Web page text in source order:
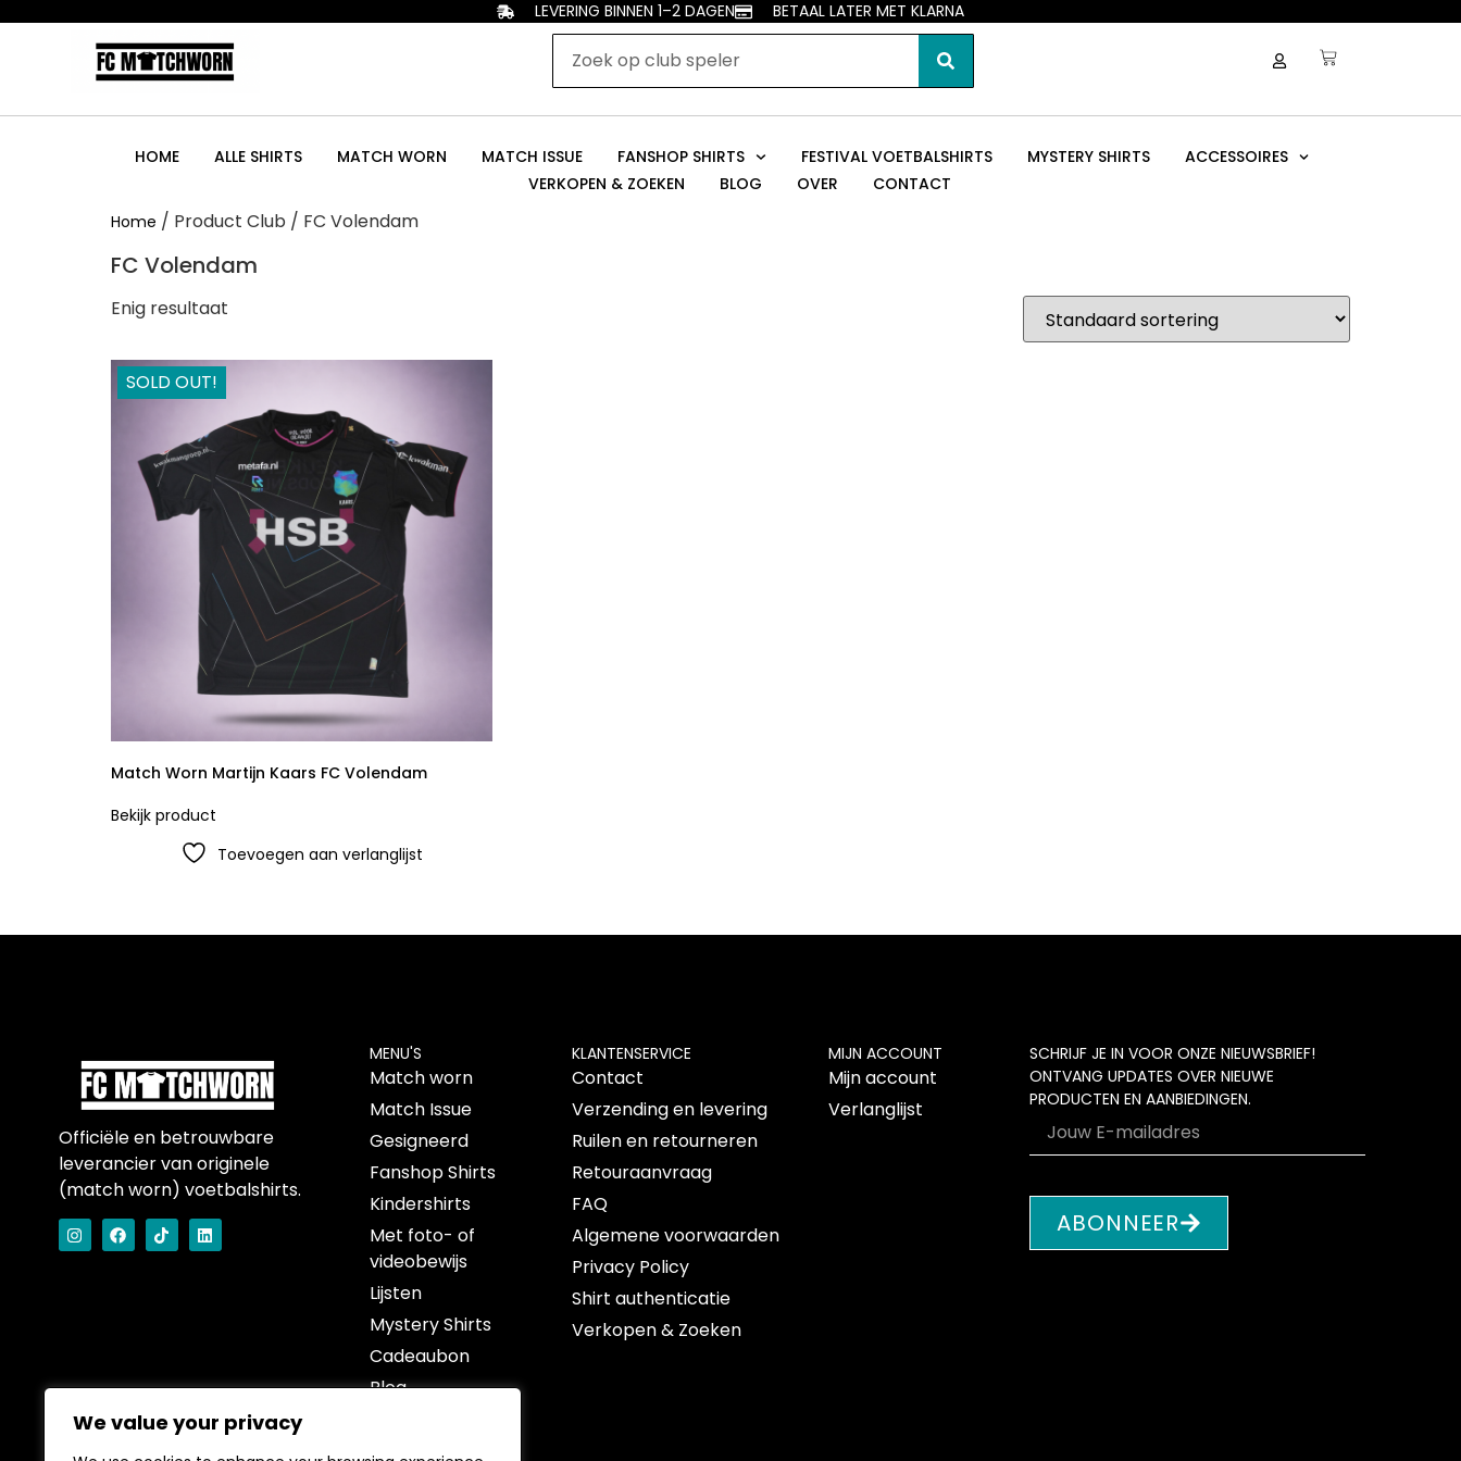
We value your privacy
LEVERING BINNEN 1–2 DAGEN BETAAL LATER MET KLARNA
HOME ALLE SHIRTS MATCH WORN MATCH ISSUE FANSHOP SHIRTS FESTIVAL VOETBALSHIRTS MYSTERY SHIRTS
ACCESSOIRES
VERKOPEN & ZOEKEN
BLOG OVER
CONTACT
Home / Product Club / FC Volendam
FC Volendam
Enig resultaat
SOLD OUT!
Match Worn Martijn Kaars FC Volendam
Bekijk product
Toevoegen aan verlanglijst
Officiële en betrouwbare
leverancier van originele
(match worn) voetbalshirts.
MENU'S
Match worn
Match Issue
Gesigneerd
Fanshop Shirts
Kindershirts
Met foto- of
videobewijs
Lijsten
Mystery Shirts
Cadeaubon
Blog
KLANTENSERVICE
Contact
Verzending en levering
Ruilen en retourneren
Retouraanvraag
FAQ
Algemene voorwaarden
Privacy Policy
Shirt authenticatie
Verkopen & Zoeken
MIJN ACCOUNT
Mijn account
Verlanglijst
SCHRIJF JE IN VOOR ONZE NIEUWSBRIEF!
ONTVANG UPDATES OVER NIEUWE
PRODUCTEN EN AANBIEDINGEN.
ABONNEER